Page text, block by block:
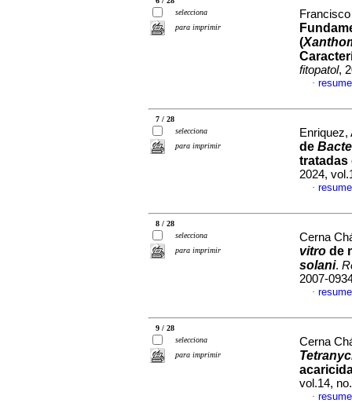
selecciona
para imprimir
(
fitopatol,
·
7 / 28
selecciona
para imprimir
de
tratadas
2024,
·
8 / 28
selecciona
para imprimir
Cerna
vitro de
solani.
2007-
·
9 / 28
selecciona
para imprimir
Cerna
vol.14,
·